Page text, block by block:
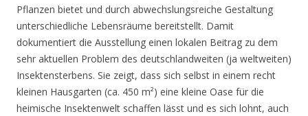
Pflanzen bietet und durch abwechslungsreiche Gestaltung
unterschiedliche Lebensräume bereitstellt. Damit
dokumentiert die Ausstellung einen lokalen Beitrag zu dem
sehr aktuellen Problem des deutschlandweiten (ja weltweiten)
Insektensterbens. Sie zeigt, dass sich selbst in einem recht
kleinen Hausgarten (ca. 450 m²) eine kleine Oase für die
heimische Insektenwelt schaffen lässt und es sich lohnt, auch